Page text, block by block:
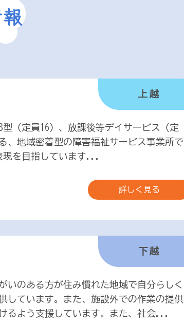
上越
（定員16）、放課後等デイサービス（定
、地域密着型の障害福祉サービス事業所で
を目指しています...
詳しく見る
下越
いのある方が住み慣れた地域で自分らしく
しています。また、施設外での作業の提供
るよう支援しています。また、社会...